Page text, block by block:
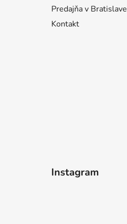
Predajňa v Bratislave
Kontakt
Instagram